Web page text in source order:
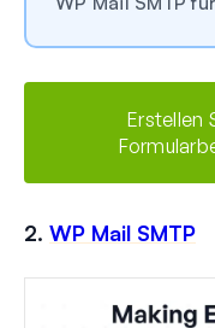
Erstellen
2. WP Mail SMTP